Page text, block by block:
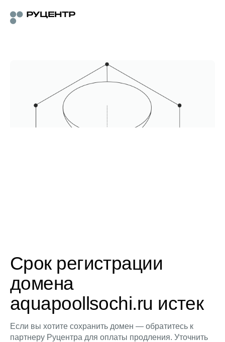
Срок регистрации
домена
aquapoollsochi.ru истек
Если вы хотите сохранить домен — обратитесь к
партнеру Руцентра для оплаты продления. Уточнить